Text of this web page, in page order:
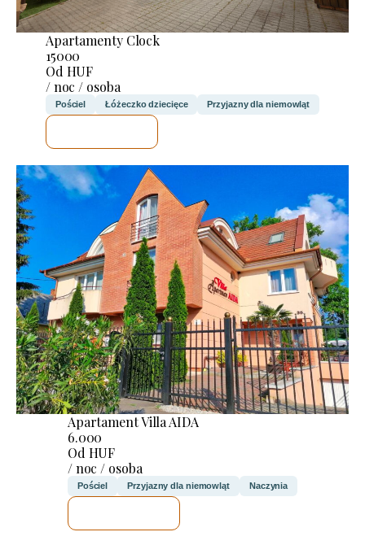
Apartamenty Clock
15000
Od HUF
/ noc / osoba
Pościel Łóżeczko dziecięce Przyjazny dla niemowląt
Apartament Villa AIDA
6.000
Od HUF
/ noc / osoba
Pościel Przyjazny dla niemowląt Naczynia